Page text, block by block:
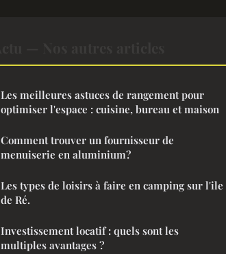
Les meilleures astuces de rangement pour
optimiser l'espace : cuisine, bureau et maison
Comment trouver un fournisseur de
menuiserie en aluminium?
Les types de loisirs à faire en camping sur l'ile
de Ré.
Investissement locatif : quels sont les
multiples avantages ?